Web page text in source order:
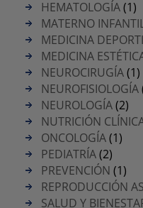
HEMATOLOGÍA(1)
MATERNO
MEDICINA
MEDICINA
NEUROCIRUGÍA(1)
NEUROFISIOLOGÍA
NEUROLOGÍA(2)
NUTRICIÓN
ONCOLOGÍA(1)
PEDIATRÍA(2)
PREVENCIÓN (1)
REPRODUCCIÓN
SALUD Y